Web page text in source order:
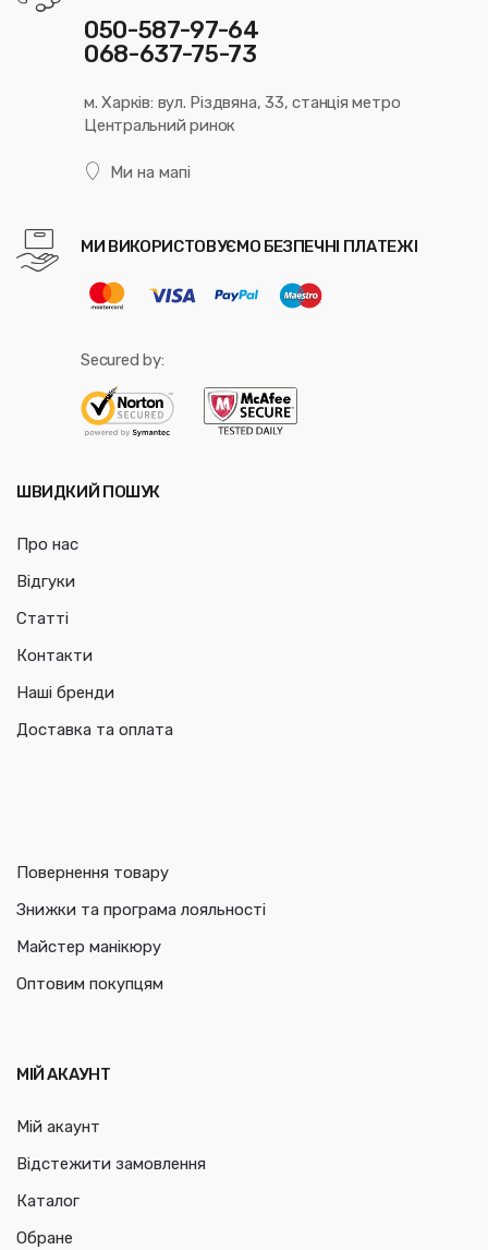
050-587-97-64
068-637-75-73
м. Харків: вул. Різдвяна, 33, станція метро
Центральний ринок
Ми на мапі
МИ ВИКОРИСТОВУЄМО БЕЗПЕЧНІ ПЛАТЕЖІ
Secured by:
ШВИДКИЙ ПОШУК
Про нас
Відгуки
Статті
Контакти
Наші бренди
Доставка та оплата
Повернення товару
Знижки та програма лояльності
Майстер манікюру
Оптовим покупцям
МІЙ АКАУНТ
Мій акаунт
Відстежити замовлення
Каталог
Обране